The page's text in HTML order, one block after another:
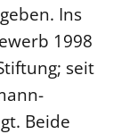
Ins
1998
seit
Beide